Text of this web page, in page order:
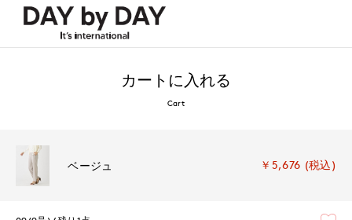
カートに入れる
Cart
ベージュ ￥5,676 (税込)